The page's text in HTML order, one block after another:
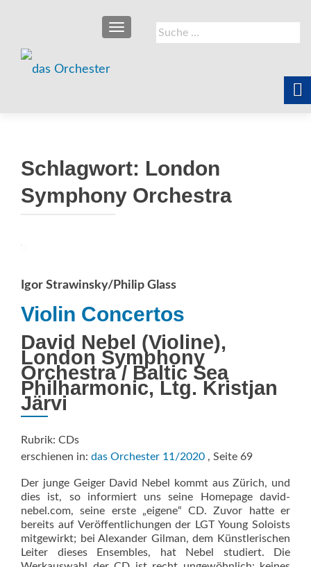
Suche
nach:
SCHALTE NAVIGATION
Schlagwort: London
Symphony Orchestra
Igor Strawinsky/Philip Glass
Violin Concertos
David Nebel (Violine),
London Symphony
Orchestra / Baltic Sea
Philharmonic, Ltg. Kristjan
Järvi
Rubrik: CDs
erschienen in: das Orchester 11/2020 , Seite 69
Der junge Geiger David Nebel kommt aus Zürich, und
dies ist, so informiert uns seine Homepage david-
nebel.com, seine erste „eigene“ CD. Zuvor hatte er
bereits auf Veröffentlichungen der LGT Young Soloists
mitgewirkt; bei Alexander Gilman, dem Künstlerischen
Leiter dieses Ensembles, hat Nebel studiert. Die